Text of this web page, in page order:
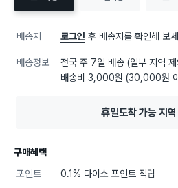
배송지 로그인 후 배송지를 확인해 보
배송정보 전국 주 7일 배송 (일부 지역 제
배송비 3,000원 (30,000원
휴일도착 가능 지
구매혜택
포인트
0.1% 다이소 포인트 적립